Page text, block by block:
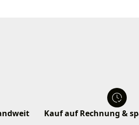
Kauf auf Rechnung &